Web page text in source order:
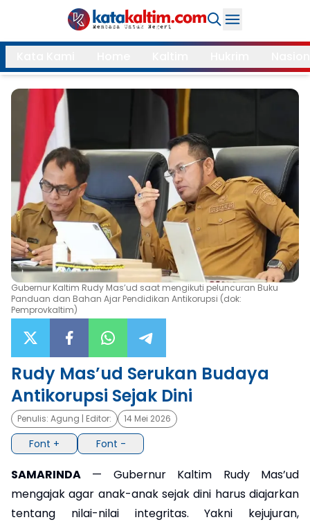
Daerah
Kukar
Samarinda
Bontang
Balikpapan
Kutim
PPU
Mahulu
Paser
Berau
More
Internasional
Feature
Opini
Gaya
×
Search
Gubernur Kaltim Rudy Mas’ud saat mengikuti peluncuran Buku
Panduan dan Bahan Ajar Pendidikan Antikorupsi (dok:
Pemprovkaltim)
Rudy Mas’ud Serukan Budaya
Antikorupsi Sejak Dini
Penulis: Agung | Editor: 14 Mei 2026
Font + Font -
SAMARINDA — Gubernur Kaltim Rudy Mas’ud
mengajak agar anak-anak sejak dini harus diajarkan
tentang nilai-nilai integritas. Yakni kejujuran,